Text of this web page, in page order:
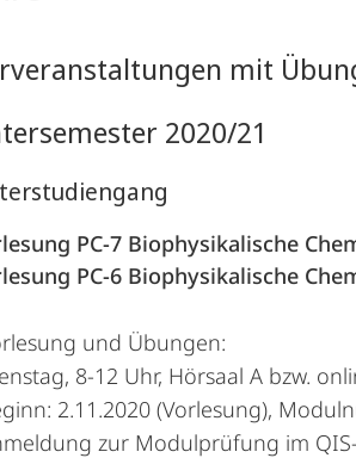
mit
2020/21
PC-7 Biophysikalische
PC-6 Biophysikalische
und Übungen:
8-12 Uhr, Hörsaal A bzw.
2.11.2020 (Vorlesung),
zur Modulprüfung im